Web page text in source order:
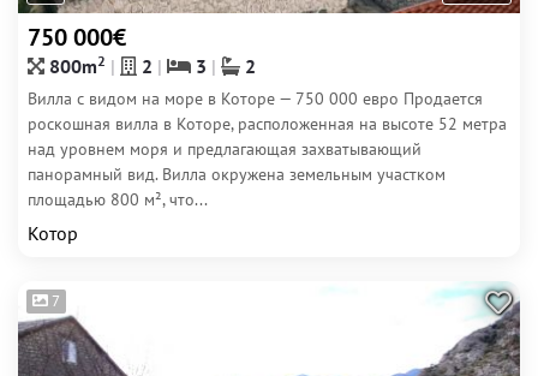
750 000€
800m2 2 3 2
Вилла с видом на море в Которе — 750 000 евро Продается
роскошная вилла в Которе, расположенная на высоте 52 метра
над уровнем моря и предлагающая захватывающий
панорамный вид. Вилла окружена земельным участком
площадью 800 м², что...
Котор
7